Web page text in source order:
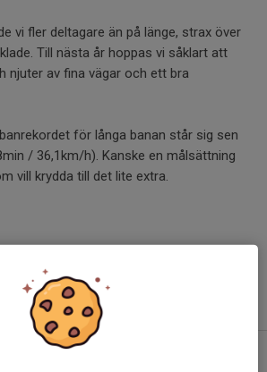
vi fler deltagare än på länge, strax över
Till nästa år hoppas vi såklart att
njuter av fina vägar och ett bra
för långa banan står sig sen
/ 36,1km/h). Kanske en målsättning
vill krydda till det lite extra.
MTB lägret i Högbo är öppen!